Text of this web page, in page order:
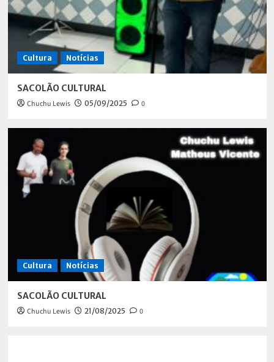
Cultura Notícias
SACOLÃO CULTURAL
Chuchu Lewis 05/09/2025 0
Cultura Notícias
SACOLÃO CULTURAL
Chuchu Lewis 21/08/2025 0